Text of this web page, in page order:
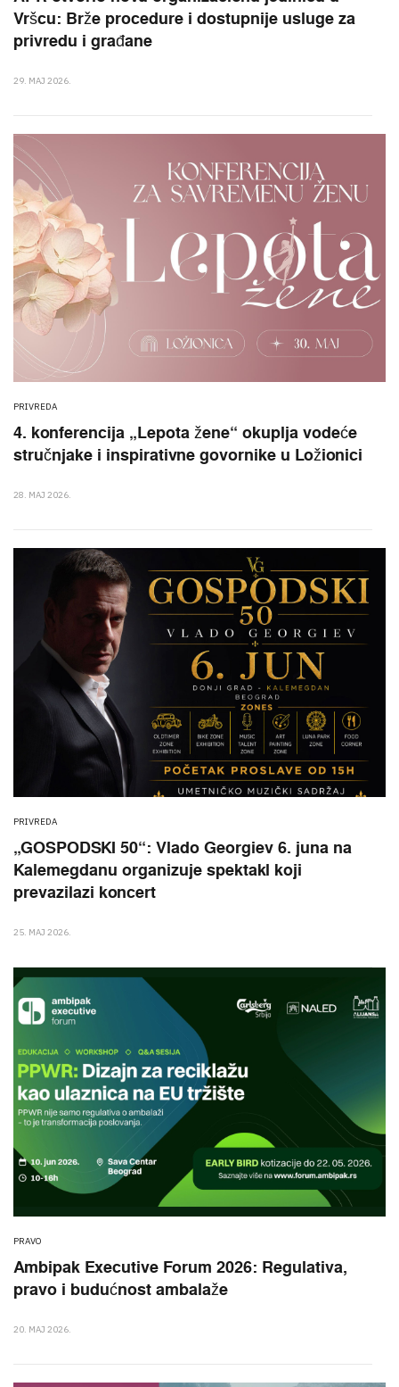
Vršcu: Brže procedure i dostupnije usluge za
privredu i građane
29. MAJ 2026.
PRIVREDA
4. konferencija „Lepota žene“ okuplja vodeće
stručnjake i inspirativne govornike u Ložionici
28. MAJ 2026.
PRIVREDA
„GOSPODSKI 50“: Vlado Georgiev 6. juna na
Kalemegdanu organizuje spektakl koji
prevazilazi koncert
25. MAJ 2026.
PRAVO
Ambipak Executive Forum 2026: Regulativa,
pravo i budućnost ambalaže
20. MAJ 2026.